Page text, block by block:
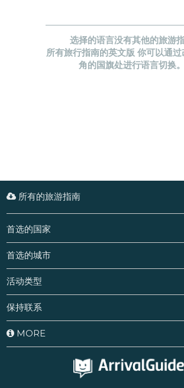
选择的语言没有其他的旅游
所有旅行指南的英文版 你可以通
角的国旗处进行语言切换。
所有的旅游指南
首选的国家
首选的城市
活动类型
保持联系
MORE